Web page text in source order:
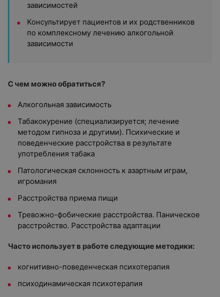
зависимостей
Консультирует пациентов и их родственников
по комплексному лечению алкогольной
зависимости
С чем можно обратиться?
Алкогольная зависимость
Табакокурение (специализируется; лечение
методом гипноза и другими). Психические и
поведенческие расстройства в результате
употребления табака
Патологическая склонность к азартным играм,
игромания
Расстройства приема пищи
Тревожно-фобические расстройства. Паническое
расстройство. Расстройства адаптации
Часто использует в работе следующие методики:
когнитивно-поведенческая психотерапия
психодинамическая психотерапия